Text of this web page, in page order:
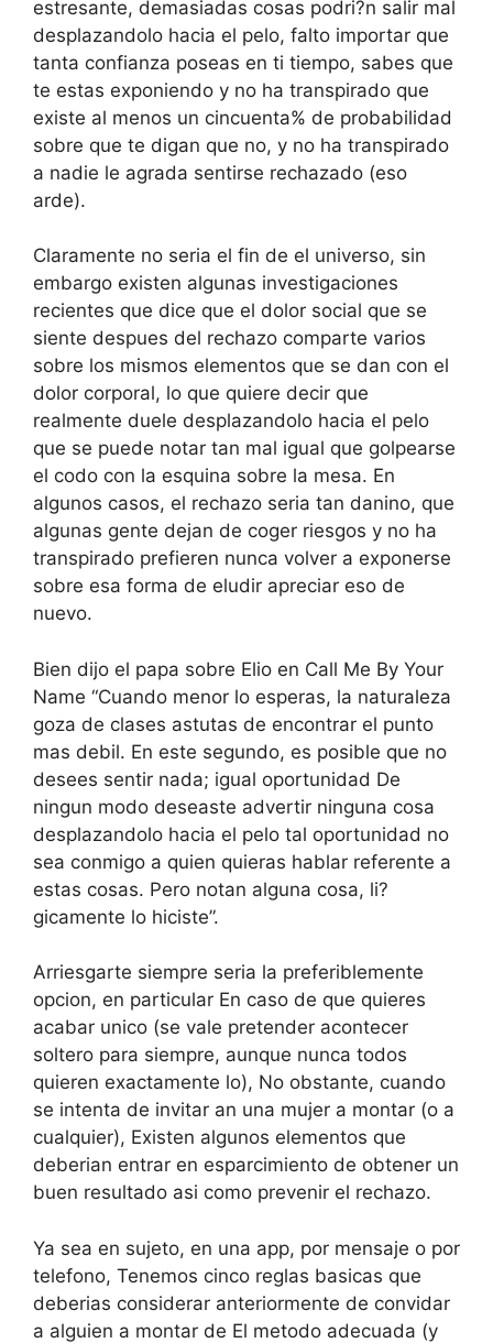
estresante, demasiadas cosas podri?n salir mal
desplazandolo hacia el pelo, falto importar que
tanta confianza poseas en ti tiempo, sabes que
te estas exponiendo y no ha transpirado que
existe al menos un cincuenta% de probabilidad
sobre que te digan que no, y no ha transpirado
a nadie le agrada sentirse rechazado (eso
arde).
Claramente no seri­a el fin de el universo, sin
embargo existen algunas investigaciones
recientes que dice que el dolor social que se
siente despues del rechazo comparte varios
sobre los mismos elementos que se dan con el
dolor corporal, lo que quiere decir que
realmente duele desplazandolo hacia el pelo
que se puede notar tan mal igual que golpearse
el codo con la esquina sobre la mesa. En
algunos casos, el rechazo seri­a tan danino, que
algunas gente dejan de coger riesgos y no ha
transpirado prefieren nunca volver a exponerse
sobre esa forma de eludir apreciar eso de
nuevo.
Bien dijo el papa sobre Elio en Call Me By Your
Name “Cuando menor lo esperas, la naturaleza
goza de clases astutas de encontrar el punto
mas debil. En este segundo, es posible que no
desees sentir nada; igual oportunidad De
ningun modo deseaste advertir ninguna cosa
desplazandolo hacia el pelo tal oportunidad no
sea conmigo a quien quieras hablar referente a
estas cosas. Pero notan alguna cosa, li?
gicamente lo hiciste”.
Arriesgarte siempre seri­a la preferiblemente
opcion, en particular En caso de que quieres
acabar unico (se vale pretender acontecer
soltero para siempre, aunque nunca todos
quieren exactamente lo), No obstante, cuando
se intenta de invitar an una mujer a montar (o a
cualquier), Existen algunos elementos que
deberi­an entrar en esparcimiento de obtener un
buen resultado asi­ como prevenir el rechazo.
Ya sea en sujeto, en una app, por mensaje o por
telefono, Tenemos cinco reglas basicas que
deberias considerar anteriormente de convidar
a alguien a montar de El metodo adecuada (y